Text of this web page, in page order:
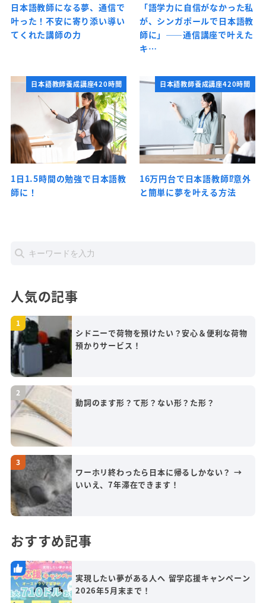
日本語教師になる夢、通信で
叶った！不安に寄り添い導い
てくれた講師の力
「語学力に自信がなかった私
が、シンガポールで日本語教
師に」――通信講座で叶えた
キ…
日本語教師養成講座420時間
1日1.5時間の勉強で日本語教
師に！
日本語教師養成講座420時間
16万円台で日本語教師⁉意外
と簡単に夢を叶える方法
人気の記事
シドニーで荷物を預けたい？安心＆便利な荷物
預かりサービス！
動詞のます形？て形？ない形？た形？
ワーホリ終わったら日本に帰るしかない？ →
いいえ、7年滞在できます！
おすすめ記事
実現したい夢がある人へ 留学応援キャンペーン
2026年5月末まで！